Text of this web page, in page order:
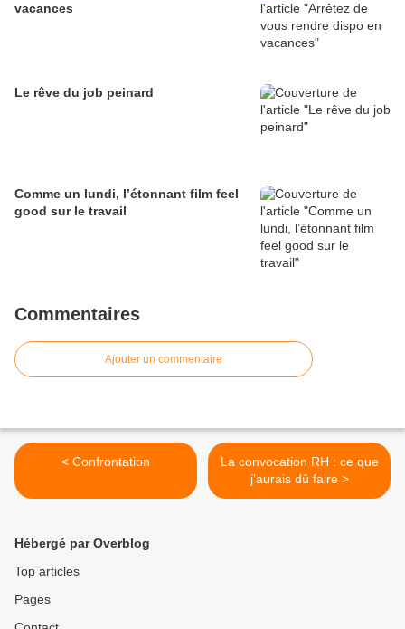
vacances
Le rêve du job peinard
Comme un lundi, l’étonnant film feel
good sur le travail
Commentaires
Ajouter un commentaire
< Confrontation
La convocation RH : ce que
j’aurais dû faire >
Hébergé par Overblog
Top articles
Pages